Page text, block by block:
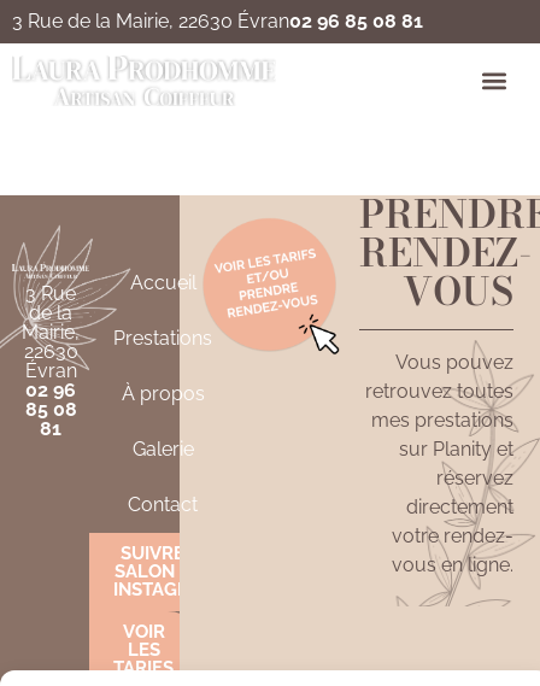
3 Rue de la Mairie, 22630 Évran02 96 85 08 81
Balayage
3 Rue
de la
Mairie,
22630
Évran
02 96
85 08
81
Accueil
Prestations
À propos
Galerie
Contact
SUIVRE LE
SALON SUR
INSTAGRAM
VOIR
LES
TARIFS
RENDEZ-
VOUS
Vous pouvez
retrouvez toutes
mes prestations
sur Planity et
réservez
directement
votre rendez-
vous en ligne.